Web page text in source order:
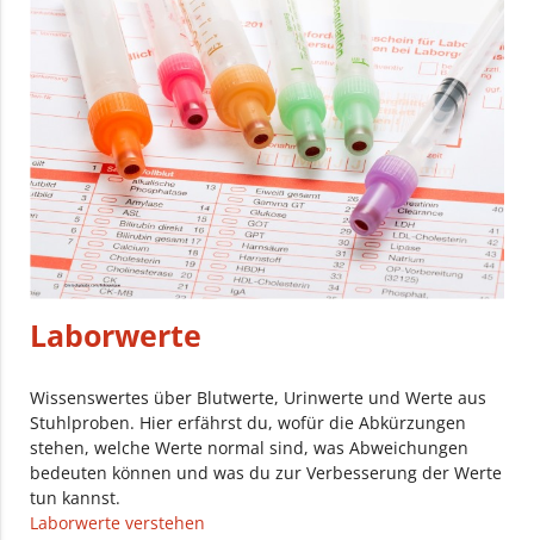
Laborwerte
Wissenswertes über Blutwerte, Urinwerte und Werte aus
Stuhlproben. Hier erfährst du, wofür die Abkürzungen
stehen, welche Werte normal sind, was Abweichungen
bedeuten können und was du zur Verbesserung der Werte
tun kannst.
Laborwerte verstehen